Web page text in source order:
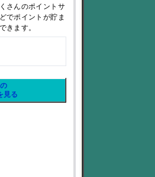
さんのポイントサ
でポイントが貯ま
きます。
見る